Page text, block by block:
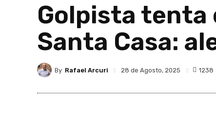
Golpista tenta
Santa Casa:
By Rafael Arcuri 28 de Agosto, 2025 1238